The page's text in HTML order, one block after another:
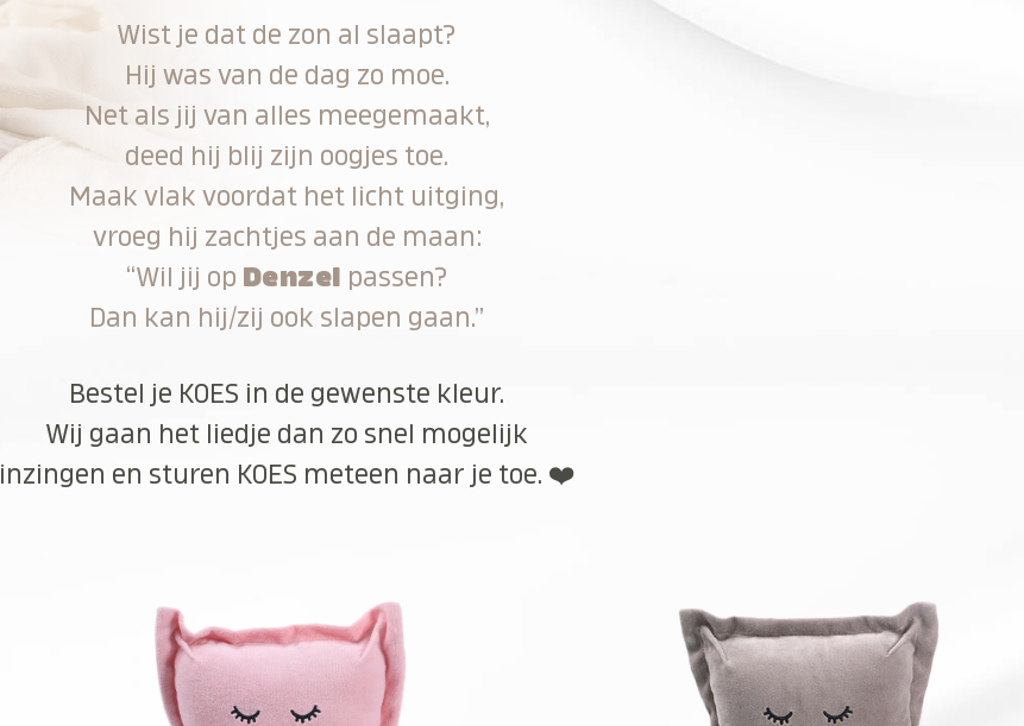
Wist je dat de zon al slaapt?
Hij was van de dag zo moe.
Net als jij van alles meegemaakt,
deed hij blij zijn oogjes toe.
Maak vlak voordat het licht uitging,
vroeg hij zachtjes aan de maan:
“Wil jij op Denzel
passen?
Dan kan hij/zij ook slapen gaan.”
Bestel je KOES in de gewenste kleur.
Wij gaan het liedje dan zo snel mogelijk
inzingen en sturen KOES meteen naar je toe. ❤️